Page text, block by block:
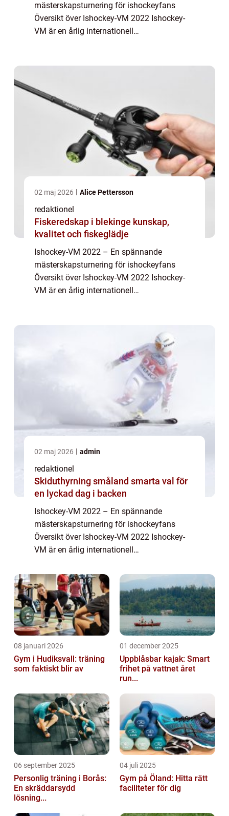
mästerskapsturnering för ishockeyfans
Översikt över Ishockey-VM 2022 Ishockey-
VM är en årlig internationell
02 maj 2026 Alice Pettersson
redaktionel
Fiskeredskap i blekinge kunskap,
kvalitet och fiskeglädje
Ishockey-VM 2022 – En spännande
mästerskapsturnering för ishockeyfans
Översikt över Ishockey-VM 2022 Ishockey-
VM är en årlig internationell
02 maj 2026 admin
redaktionel
Skiduthyrning småland smarta val för
en lyckad dag i backen
Ishockey-VM 2022 – En spännande
mästerskapsturnering för ishockeyfans
Översikt över Ishockey-VM 2022 Ishockey-
VM är en årlig internationell
landslagen från hela världen för att tävla om
titeln som världsmäs...
08 januari 2026
Gym i Hudiksvall: träning
som faktiskt blir av
01 december 2025
Uppblåsbar kajak: Smart
frihet på vattnet året
run...
06 september 2025
Personlig träning i Borås:
En skräddarsydd
lösning...
04 juli 2025
Gym på Öland: Hitta rätt
faciliteter för dig